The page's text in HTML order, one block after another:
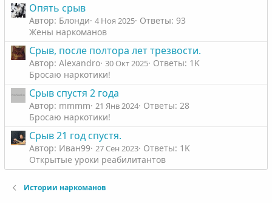
Опять срыв
Автор: Блонди 4 Ноя 2025 Ответы: 93
Жены наркоманов
Срыв, после полтора лет трезвости.
Автор: Alexandro 30 Окт 2025 Ответы: 1K
Бросаю наркотики!
Срыв спустя 2 года
Автор: mmmm 21 Янв 2024 Ответы: 28
Бросаю наркотики!
Срыв 21 год спустя.
Автор: Иван99 27 Сен 2023 Ответы: 1K
Открытые уроки реабилитантов
Истории наркоманов